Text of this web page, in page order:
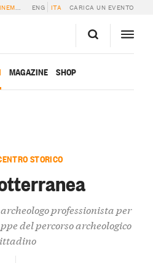
» ALBA SOTTERRANEA
ENG ITA CARICA UN EVENTO
MAGAZINE SHOP
STORICO
professionista per
del percorso archeologico